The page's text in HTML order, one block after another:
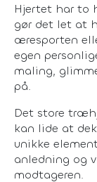
Hjertet har to
gør det let at
æresporten
egen
maling,
på.
Det store
kan lide at
unikke
anledning og
modtageren.